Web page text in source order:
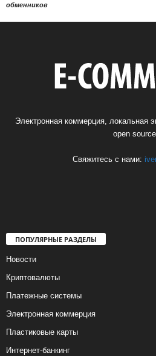
обменников
Электронная коммерция, локальная
open source.
Свяжитесь с нами:
ПОПУЛЯРНЫЕ РАЗДЕЛЫ
Новости
Криптовалюты
Платежные системы
Электронная коммерция
Пластиковые карты
Интернет-банкинг